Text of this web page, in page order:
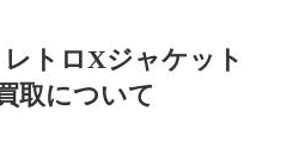
トロXジャケット
取について